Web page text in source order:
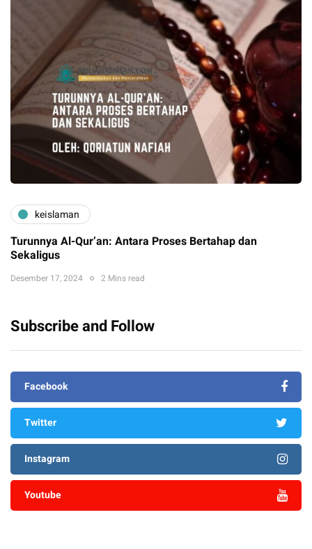
keislaman
Turunnya Al-Qur’an: Antara Proses Bertahap dan
Sekaligus
Desember 17, 2024 2 Mins read
Subscribe and Follow
Facebook
Twitter
Instagram
Youtube